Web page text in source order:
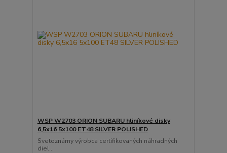
WSP W2703 ORION SUBARU hliníkové disky
6,5x16 5x100 ET48 SILVER POLISHED
Svetoznámy výrobca certifikovaných náhradných
diel...